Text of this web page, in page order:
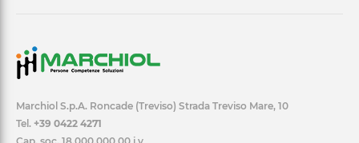
Marchiol S.p.A. Roncade (Treviso) Strada Treviso Mare, 10
Tel. +39 0422 4271